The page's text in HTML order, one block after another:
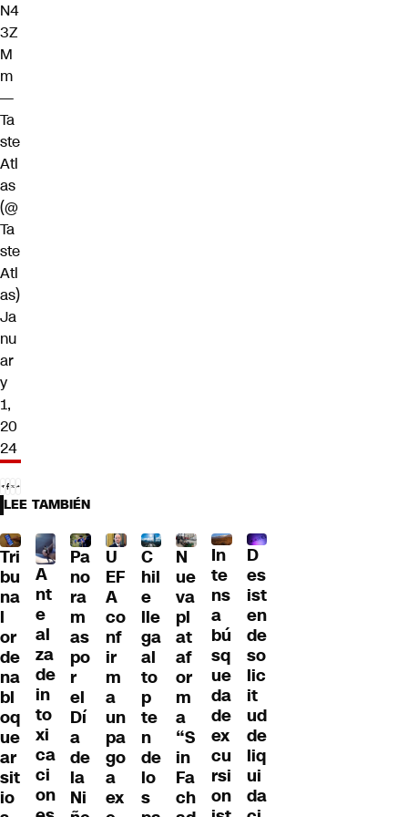
N4
3Z
M
m
—
Ta
ste
Atl
as
(@
Ta
ste
Atl
as)
Ja
nu
ar
y
1,
20
24
LEE TAMBIÉN
Tri
bu
na
l
or
de
na
bl
oq
ue
ar
sit
io
A
nt
e
al
za
de
in
to
xi
ca
ci
on
Pa
no
ra
m
as
po
r
el
Dí
a
de
la
Ni
U
EF
A
co
nf
ir
m
a
un
pa
go
a
ex
C
hil
e
lle
ga
al
to
p
te
n
de
lo
s
N
ue
va
pl
at
af
or
m
a
“S
in
Fa
ch
In
te
ns
a
bú
sq
ue
da
de
ex
cu
rsi
on
D
es
ist
en
de
so
lic
it
ud
de
liq
ui
da